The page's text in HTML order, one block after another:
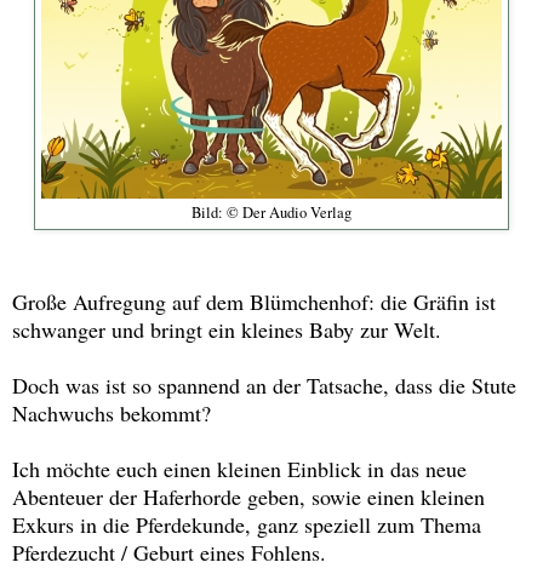
Bild: © Der Audio Verlag
Große Aufregung auf dem Blümchenhof: die Gräfin ist
schwanger und bringt ein kleines Baby zur Welt.
Doch was ist so spannend an der Tatsache, dass die Stute
Nachwuchs bekommt?
Ich möchte euch einen kleinen Einblick in das neue
Abenteuer der Haferhorde geben, sowie einen kleinen
Exkurs in die Pferdekunde, ganz speziell zum Thema
Pferdezucht / Geburt eines Fohlens.